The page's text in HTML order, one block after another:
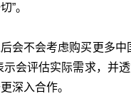
”。
会不会考虑购买更多中
示会评估实际需求，并
深入合作。